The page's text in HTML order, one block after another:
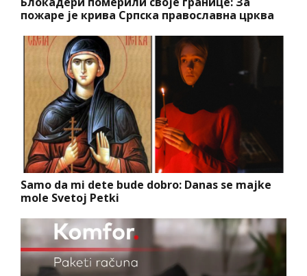
пожаре је крива Српска православна црква
Samo da mi dete bude dobro: Danas se majke
mole Svetoj Petki